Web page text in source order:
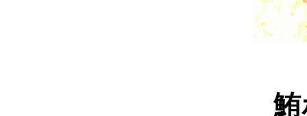
鮪